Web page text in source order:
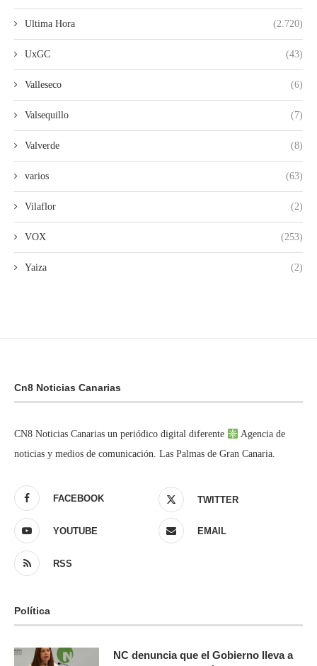
Ultima Hora (2.720)
UxGC (43)
Valleseco (6)
Valsequillo (7)
Valverde (8)
varios (63)
Vilaflor (2)
VOX (253)
Yaiza (2)
Cn8 Noticias Canarias
CN8 Noticias Canarias un periódico digital diferente
Agencia de
noticias y medios de comunicación. Las Palmas de Gran Canaria.
FACEBOOK TWITTER
YOUTUBE EMAIL
RSS
Política
NC denuncia que el Gobierno lleva a